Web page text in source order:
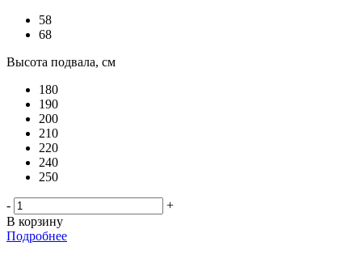
58
68
Высота подвала, см
180
190
200
210
220
240
250
-
+
В корзину
Подробнее